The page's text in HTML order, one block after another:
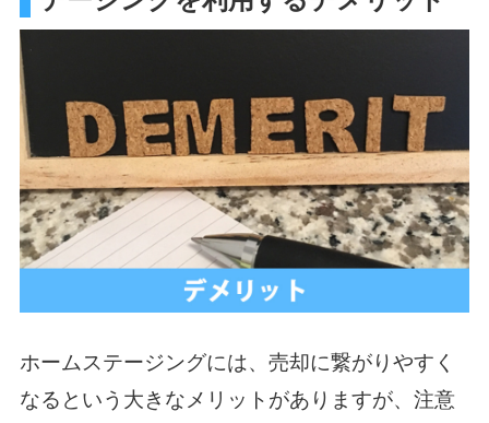
ホームステージングには、売却に繋がりやすく
なるという大きなメリットがありますが、注意